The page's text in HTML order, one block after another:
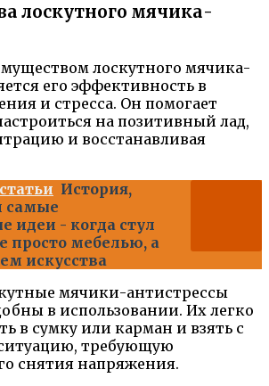
лоскутного мячика-
лоскутного мячика-
его эффективность в
и стресса. Он помогает
на позитивный лад,
и восстанавливая
История,
самые
идеи - когда стул
просто мебелью, а
искусства
мячики-антистрессы
в использовании. Их легко
в сумку или карман и взять с
требующую
снятия напряжения.